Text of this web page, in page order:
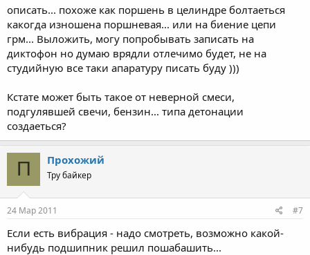
описать... похоже как поршень в целиндре болтаеться
какогда изношена поршневая... или на биение цепи
грм... Выложить, могу попробывать записать на
диктофон но думаю врядли отлечимо будет, не на
студийную все таки апаратуру писать буду )))
Кстате может быть такое от неверной смеси,
подгулявшей свечи, бензин... типа детонации
создаеться?
П Прохожий
Тру байкер
24 Мар 2011 #7
Если есть вибрация - надо смотреть, возможно какой-
нибудь подшипник решил пошабашить...